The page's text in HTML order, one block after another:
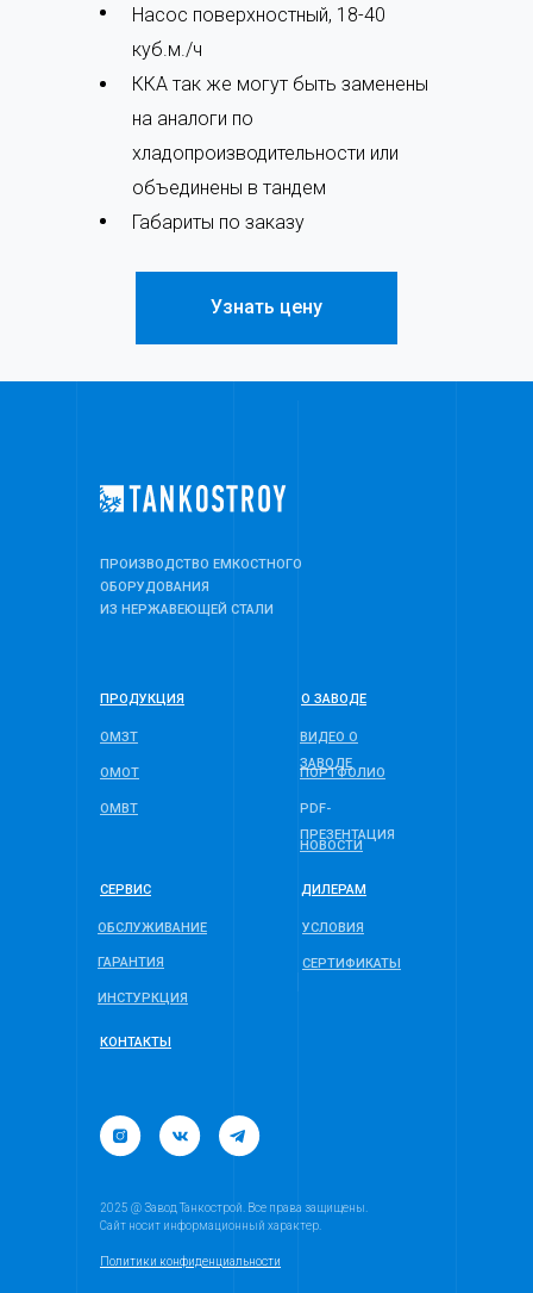
Насос поверхностный, 18-40
куб.м./ч
ККА так же могут быть заменены
на аналоги по
хладопроизводительности или
объединены в тандем
Габариты по заказу
Узнать цену
ПРОИЗВОДСТВО ЕМКОСТНОГО
ОБОРУДОВАНИЯ
ИЗ НЕРЖАВЕЮЩЕЙ СТАЛИ
2025 @ Завод Танкострой. Все права защищены.
Сайт носит информационный характер.
ПРОДУКЦИЯ О ЗАВОДЕ
СЕРВИС ДИЛЕРАМ
КОНТАКТЫ
ОМЗТ
ОМОТ
ОМВТ
ВИДЕО О
ЗАВОДЕ
ПОРТФОЛИО
PDF-
ПРЕЗЕНТАЦИЯ
НОВОСТИ
ОБСЛУЖИВАНИЕ
ГАРАНТИЯ
ИНСТУРКЦИЯ
УСЛОВИЯ
СЕРТИФИКАТЫ
Политики конфиденциальности